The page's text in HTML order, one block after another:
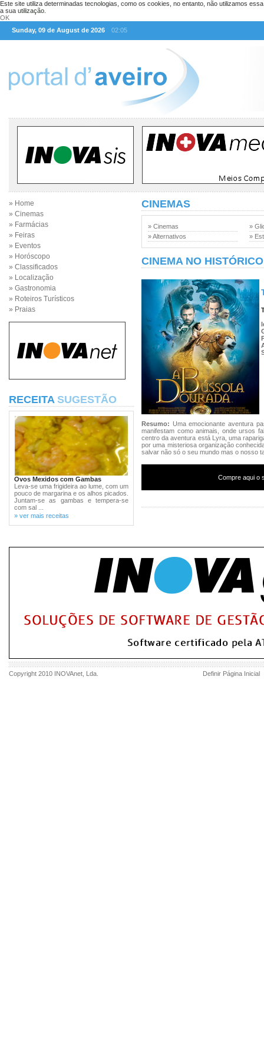
Este site utiliza determinadas tecnologias, como os cookies, no entanto, não utilizamos
a sua utilização.
OK
Sunday, 09 de August de 2026
02:05
» Home
» Cinemas
» Farmácias
» Feiras
» Eventos
» Horóscopo
» Classificados
» Localização
» Gastronomia
» Roteiros Turísticos
» Praias
RECEITA SUGESTÃO
Ovos Mexidos com Gambas
Leva-se uma frigideira ao lume, com um
pouco de margarina e os alhos picados.
Juntam-se as gambas e tempera-se
com sal ...
» ver mais receitas
CINEMAS
» Cinemas
» Alternativos
»
»
CINEMA NO HISTÓRICO
Resumo: Uma emocionante aventura
manifestam como animais, onde ursos
centro da aventura está Lyra, uma
por uma misteriosa organização
salvar não só o seu mundo mas o nosso
Compre aqui o
Copyright 2010 INOVAnet , Lda. Definir Página Inicial